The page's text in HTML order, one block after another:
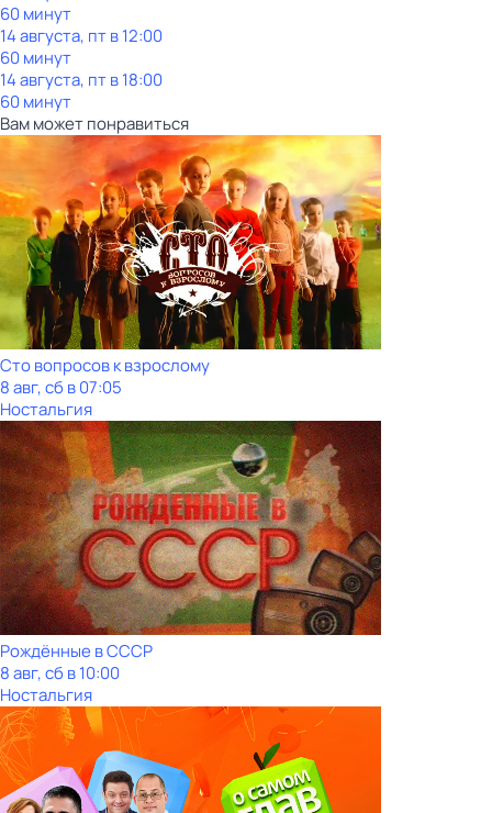
60 минут
14 августа, пт в 12:00
60 минут
14 августа, пт в 18:00
60 минут
Вам может понравиться
Сто вопросов к взрослому
8 авг, сб в 07:05
Ностальгия
Рождённые в СССР
8 авг, сб в 10:00
Ностальгия